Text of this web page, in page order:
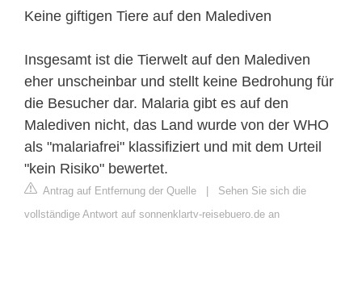
Keine giftigen Tiere auf den Malediven
Insgesamt ist die Tierwelt auf den Malediven
eher unscheinbar und stellt keine Bedrohung für
die Besucher dar. Malaria gibt es auf den
Malediven nicht, das Land wurde von der WHO
als "malariafrei" klassifiziert und mit dem Urteil
"kein Risiko" bewertet.
Antrag auf Entfernung der Quelle | Sehen Sie sich die
vollständige Antwort auf sonnenklartv-reisebuero.de an